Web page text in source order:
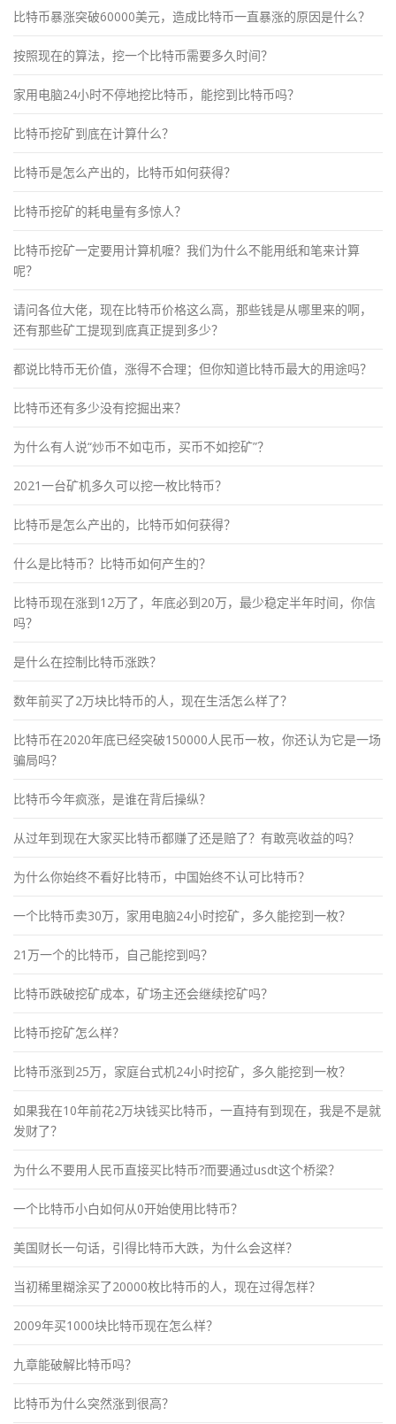
比特币暴涨突破60000美元，造成比特币一直暴涨的原因是什么？
按照现在的算法，挖一个比特币需要多久时间？
家用电脑24小时不停地挖比特币，能挖到比特币吗？
比特币挖矿到底在计算什么？
比特币是怎么产出的，比特币如何获得？
比特币挖矿的耗电量有多惊人？
比特币挖矿一定要用计算机嚒？我们为什么不能用纸和笔来计算
呢？
请问各位大佬，现在比特币价格这么高，那些钱是从哪里来的啊，
还有那些矿工提现到底真正提到多少？
都说比特币无价值，涨得不合理；但你知道比特币最大的用途吗？
比特币还有多少没有挖掘出来？
为什么有人说“炒币不如屯币，买币不如挖矿”？
2021一台矿机多久可以挖一枚比特币？
比特币是怎么产出的，比特币如何获得？
什么是比特币？比特币如何产生的？
比特币现在涨到12万了，年底必到20万，最少稳定半年时间，你信
吗？
是什么在控制比特币涨跌？
数年前买了2万块比特币的人，现在生活怎么样了？
比特币在2020年底已经突破150000人民币一枚，你还认为它是一场
骗局吗？
比特币今年疯涨，是谁在背后操纵？
从过年到现在大家买比特币都赚了还是赔了？有敢亮收益的吗？
为什么你始终不看好比特币，中国始终不认可比特币？
一个比特币卖30万，家用电脑24小时挖矿，多久能挖到一枚？
21万一个的比特币，自己能挖到吗？
比特币跌破挖矿成本，矿场主还会继续挖矿吗？
比特币挖矿怎么样？
比特币涨到25万，家庭台式机24小时挖矿，多久能挖到一枚？
如果我在10年前花2万块钱买比特币，一直持有到现在，我是不是就
发财了？
为什么不要用人民币直接买比特币?而要通过usdt这个桥梁？
一个比特币小白如何从0开始使用比特币？
美国财长一句话，引得比特币大跌，为什么会这样？
当初稀里糊涂买了20000枚比特币的人，现在过得怎样？
2009年买1000块比特币现在怎么样？
九章能破解比特币吗？
比特币为什么突然涨到很高？